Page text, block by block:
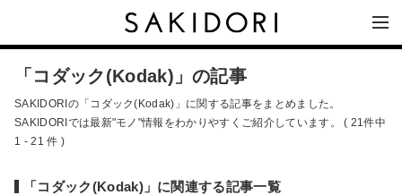
「コダック(Kodak)」の記事
SAKIDORIの「コダック(Kodak)」に関する記事をまとめました。
SAKIDORIでは最新"モノ"情報をわかりやすくご紹介しています。 ( 21件中
1 - 21 件 )
「コダック(Kodak)」に関連する記事一覧